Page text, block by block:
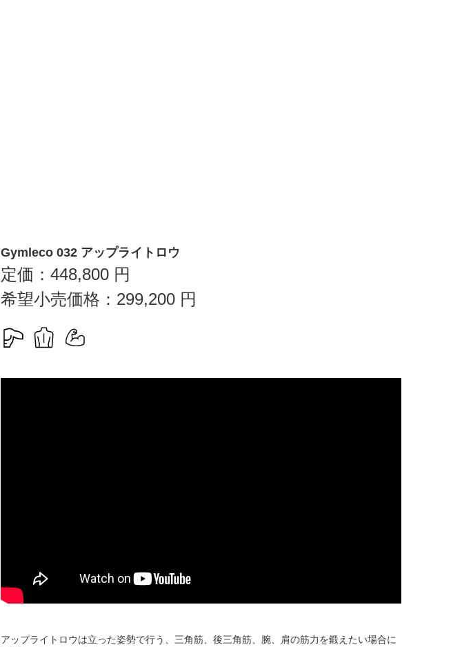
Gymleco 032 アップライトロウ
定価：448,800 円
希望小売価格： 299,200 円
アップライトロウは立った姿勢で行う、三角筋、後三角筋、腕、肩の筋力を鍛えたい場合に